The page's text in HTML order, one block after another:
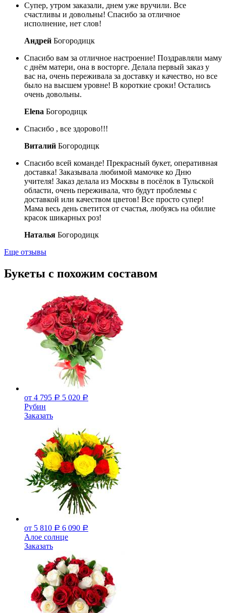
Супер, утром заказали, днем уже вручили. Все
счастливы и довольны! Спасибо за отличное
исполнение, нет слов!
Андрей Богородицк
Спасибо вам за отличное настроение! Поздравляли маму
с днём матери, она в восторге. Делала первый заказ у
вас на, очень переживала за доставку и качество, но все
было на высшем уровне! В короткие сроки! Остались
очень довольны.
Elena Богородицк
Спасибо , все здорово!!!
Виталий Богородицк
Спасибо всей команде! Прекрасный букет, оперативная
доставка! Заказывала любимой мамочке ко Дню
учителя! Заказ делала из Москвы в посёлок в Тульской
области, очень переживала, что будут проблемы с
доставкой или качеством цветов! Все просто супер!
Мама весь день светится от счастья, любуясь на обилие
красок шикарных роз!
Наталья Богородицк
Еще отзывы
Букеты с похожим составом
от 4 795 Р 5 020 Р
Рубин
Заказать
от 5 810 Р 6 090 Р
Алое солнце
Заказать